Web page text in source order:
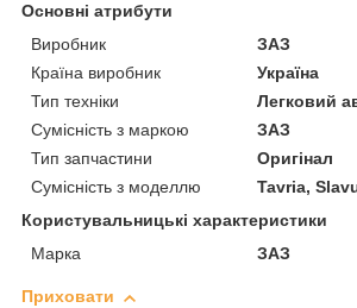
Основні атрибути
Виробник
ЗАЗ
Країна виробник
Україна
Тип техніки
Легковий
Сумісність з маркою
ЗАЗ
Тип запчастини
Оригінал
Сумісність з моделлю
Tavria,
Користувальницькі характеристики
Марка
ЗАЗ
Приховати